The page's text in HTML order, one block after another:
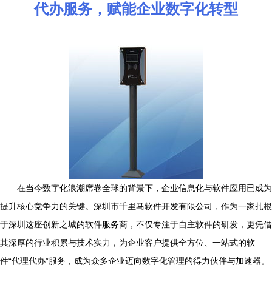
代办服务，赋能企业数字化转型
在当今数字化浪潮席卷全球的背景下，企业信息化与软件应用已成为
提升核心竞争力的关键。深圳市千里马软件开发有限公司，作为一家扎根
于深圳这座创新之城的软件服务商，不仅专注于自主软件的研发，更凭借
其深厚的行业积累与技术实力，为企业客户提供全方位、一站式的软
件“代理代办”服务，成为众多企业迈向数字化管理的得力伙伴与加速器。